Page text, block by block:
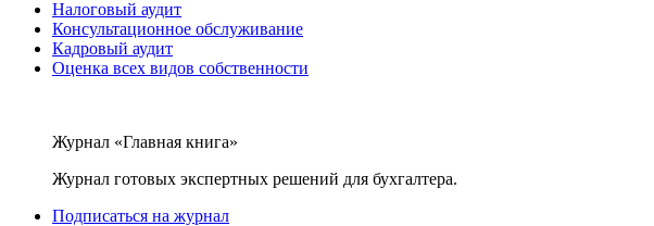
Налоговый аудит
Консультационное обслуживание
Кадровый аудит
Оценка всех видов собственности
Журнал «Главная книга»
Журнал готовых экспертных решений для бухгалтера.
Подписаться на журнал